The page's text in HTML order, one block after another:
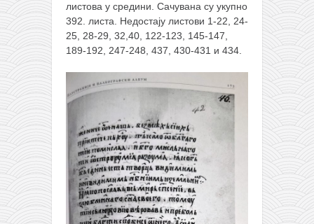
листова у средини. Сачувана су укупно
392. листа. Недостају листови 1-22, 24-
25, 28-29, 32,40, 122-123, 145-147,
189-192, 247-248, 437, 430-431 и 434.